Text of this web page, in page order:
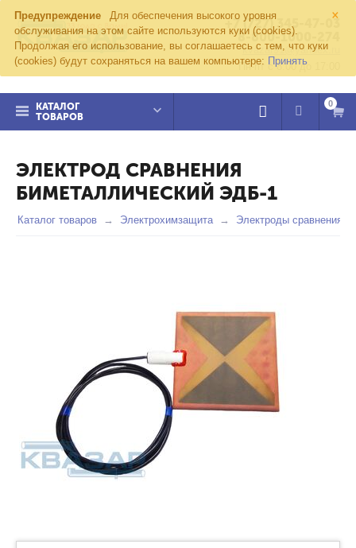
×
Предупреждение
Для обеспечения высокого уровня
обслуживания на этом сайте используются куки (cookies).
Продолжая его использование, вы соглашаетесь с тем, что куки
(cookies) будут сохраняться на вашем компьютере: Принять
+7 (727) 345-47-03
8-800-1000-274
kvazar91@yandex.ru
Пн-пт с 8:00 до 17:00
КАТАЛОГ
ТОВАРОВ
0
ЭЛЕКТРОД СРАВНЕНИЯ
БИМЕТАЛЛИЧЕСКИЙ ЭДБ-1
Каталог товаров Электрохимзащита Электроды сравнения